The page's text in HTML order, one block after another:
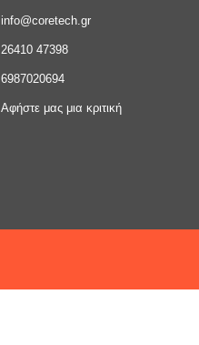
info@coretech.gr
26410 47398
6987020694
Αφήστε μας μια κριτική